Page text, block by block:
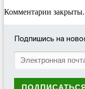
Комментарии закрыты.
Подпишись на